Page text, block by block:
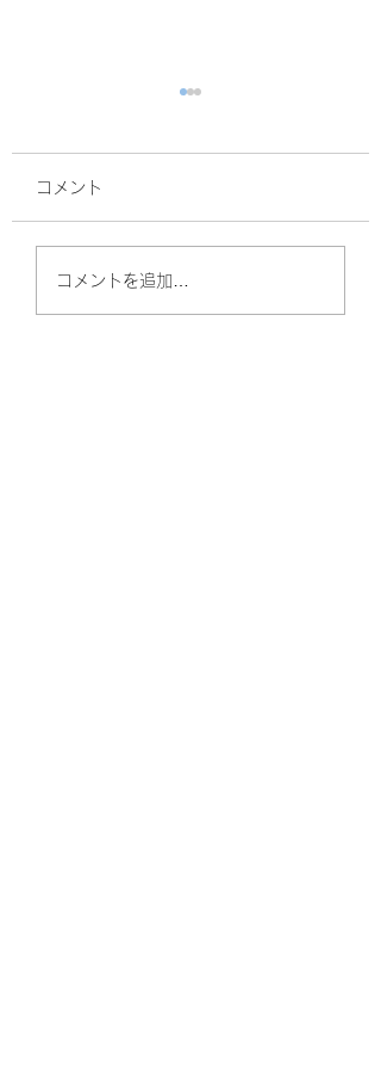
サルスベリ！
コメント
コメントを追加…